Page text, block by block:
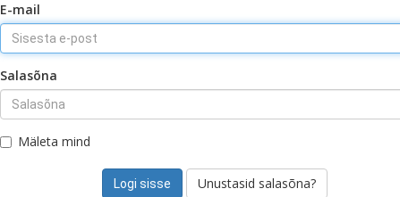
E-mail
Salasõna
Mäleta mind
Unustasid salasõna?